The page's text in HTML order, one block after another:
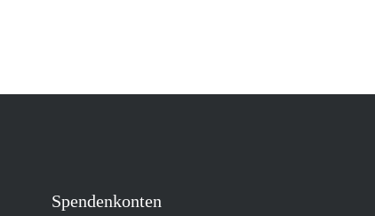
Spendenkonten